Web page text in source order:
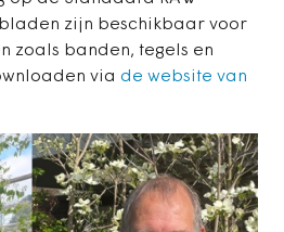
zijn beschikbaar voor
zoals banden, tegels en
via de website van